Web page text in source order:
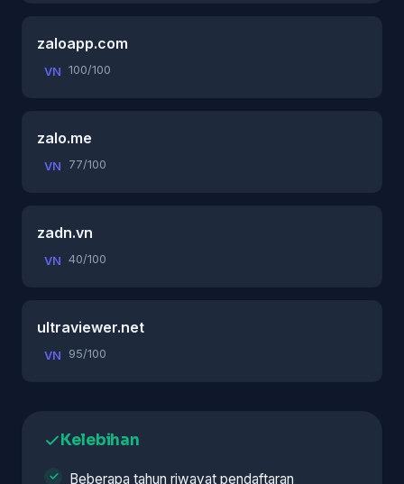
zaloapp.com
VN 100/100
zalo.me
VN 77/100
zadn.vn
VN 40/100
ultraviewer.net
VN 95/100
Kelebihan
Beberapa tahun riwayat pendaftaran